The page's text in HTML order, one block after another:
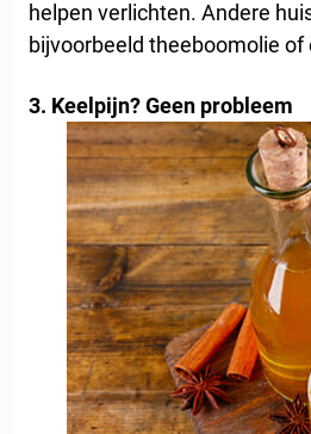
helpen verlichten. Andere
bijvoorbeeld theeboomolie of
3. Keelpijn? Geen probleem